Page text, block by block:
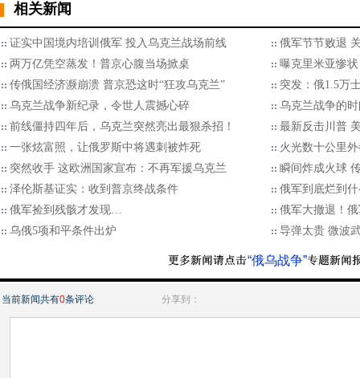
相关新闻
证实中国境内培训俄军 投入乌克兰战场前线
俄军节节败退
两万亿凭空蒸发！普京心腹当场掀桌
曝克里米亚惨
传俄国经济濒崩溃 普京恐这时“狂攻乌克兰”
突发：俄1.5万
乌克兰战争新纪录，令世人震撼心碎
乌克兰战争的
前线僵持四年后，乌克兰突然亮出最狠杀招！
最新反击川普
一张炫富照，让俄罗斯中将遇刺被炸死
火光数十公里
突然收手 这欧洲国家宣布：不再军援乌克兰
瞬间炸成火球
泽伦斯基证实：收到普京终战条件
俄军到底烂到
俄军捡到残骸才发现…
俄军大撤退！
乌俄5项和平条件出炉
导弹太贵 微波
“俄乌战争”
当前新闻共有0条评论 分享到：